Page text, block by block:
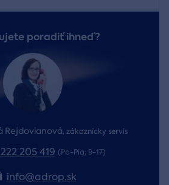
poradiť ihneď?
Rejdovianová, zákaznícky servis
205 419 (Po-Pia: 9-17)
info@adrop.sk